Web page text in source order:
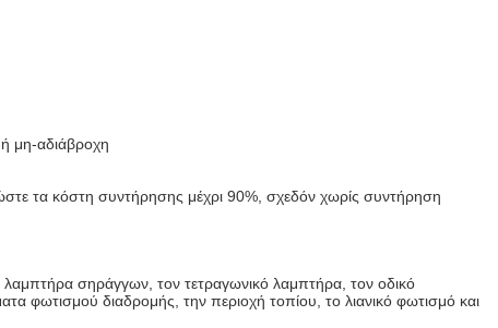
μη-αδιάβροχη
τα κόστη συντήρησης μέχρι 90%, σχεδόν χωρίς συντήρηση
σηράγγων, τον τετραγωνικό λαμπτήρα, τον οδικό
διαδρομής, την περιοχή τοπίου, το λιανικό φωτισμό και